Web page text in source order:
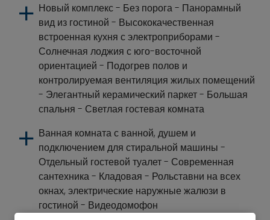
Новый комплекс - Без порога - Панорамный
вид из гостиной - Высококачественная
встроенная кухня с электроприборами -
Солнечная лоджия с юго-восточной
ориентацией - Подогрев полов и
контролируемая вентиляция жилых помещений
- Элегантный керамический паркет - Большая
спальня - Светлая гостевая комната
Ванная комната с ванной, душем и
подключением для стиральной машины -
Отдельный гостевой туалет - Современная
сантехника - Кладовая - Рольставни на всех
окнах, электрические наружные жалюзи в
гостиной - Видеодомофон